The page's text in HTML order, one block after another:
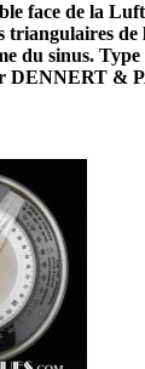
face de la
triangulaires de
du sinus.
DENNERT &